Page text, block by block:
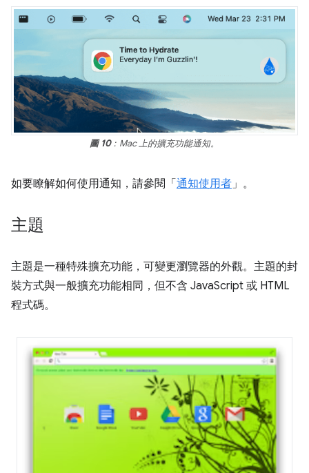
圖 10：Mac 上的擴充功能通知。
如要瞭解如何使用通知，請參閱「 通知使用者」。
主題
主題是一種特殊擴充功能，可變更瀏覽器的外觀。主題的封
裝方式與一般擴充功能相同，但不含 JavaScript 或 HTML
程式碼。